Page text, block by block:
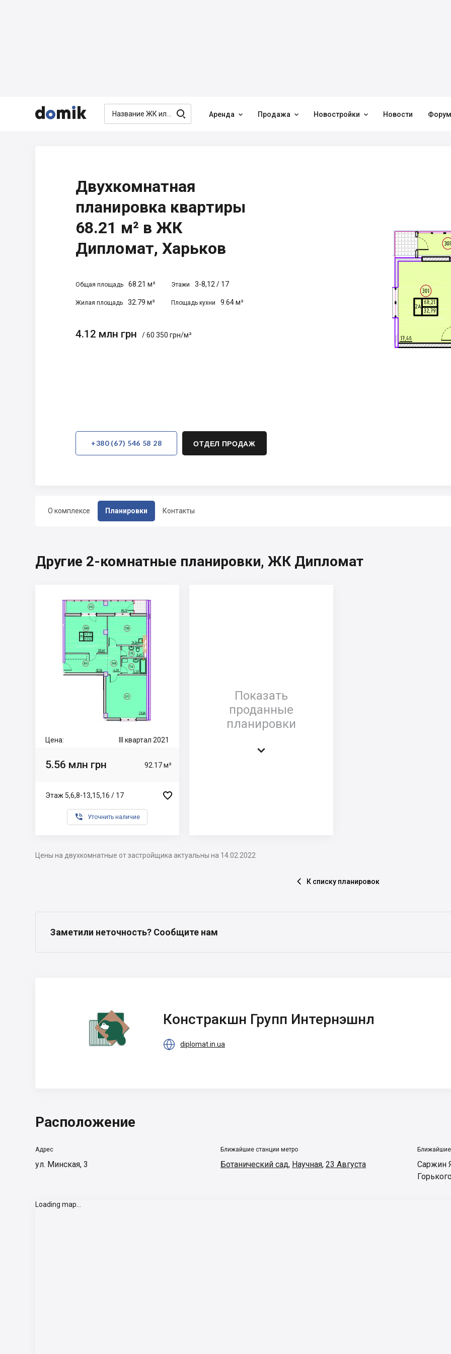


  Аренда  Продажа  Новостройки  Новости Форум
О комплексе Планировки Контакты
Двухкомнатная
планировка квартиры
68.21 м² в ЖК
Дипломат, Харьков
Общая площадь 68.21 м² Этажи 3-8,12 / 17
Жилая площадь 32.79 м² Площадь кухни 9.64 м²
4.12 млн грн / 60 350 грн/м²
+380 (67) 546 58 28 ОТДЕЛ ПРОДАЖ
Другие 2-комнатные планировки, ЖК Дипломат
Цена: III квартал 2021
5.56 млн грн 92.17 м²
Этаж 5,6,8-13,15,16 / 17 
 Уточнить наличие
Показать
проданные
планировки

Цены на двухкомнатные от застройщика актуальны на 14.02.2022
 К списку планировок
Заметили неточность? Сообщите нам
Интернэшнл
Констракшн Групп Интернэшнл
 diplomat.in.ua
Расположение
Адрес
ул. Минская, 3
Ближайшие станции метро
Ботанический сад, Научная, 23 Августа
Саржин
Loading map...